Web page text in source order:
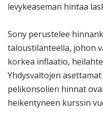
levykeaseman hintaa
Sony perustelee
taloustilanteella, johon
korkea inflaatio,
Yhdysvaltojen
pelikonsolien hinnat
heikentyneen kurssin